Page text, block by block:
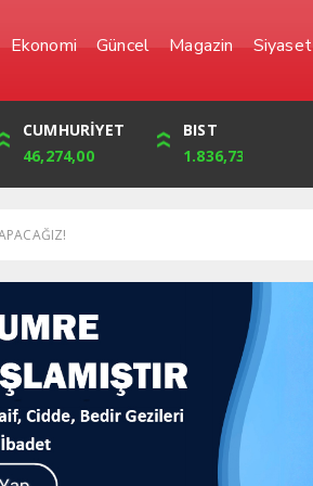
Ekonomi Güncel Magazin Siyaset
YEN
0,0000
FRANK
CUMHURİYET
46,274,00
BIST
1.836,73